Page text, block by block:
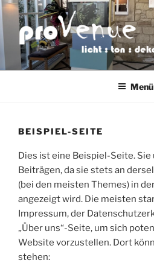
Zum
Inhalt
springen
PROVENUE
licht : ton : deko : events
Menü
BEISPIEL-SEITE
Dies ist eine Beispiel-Seite.
Beiträgen, da sie stets an
(bei den meisten Themes) in
angezeigt wird. Die meisten
Impressum, der
„Über uns“-Seite, um sich
Website vorzustellen. Dort
stehen: